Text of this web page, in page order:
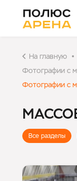
На главную
Фотографии с
Фотографии с
Все разделы